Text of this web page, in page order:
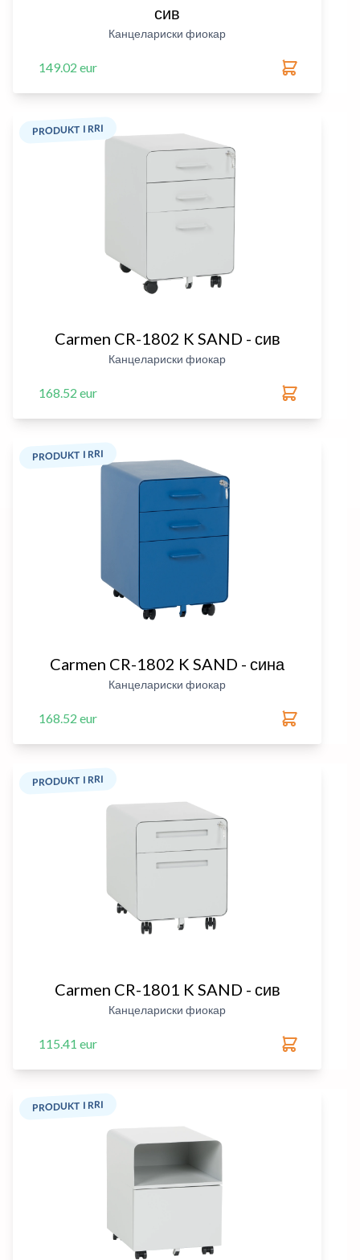
сив
Канцелариски фиокар
149.02 eur
PRODUKT I RRI
Carmen CR-1802 K SAND - сив
Канцелариски фиокар
168.52 eur
PRODUKT I RRI
Carmen CR-1802 K SAND - сина
Канцелариски фиокар
168.52 eur
PRODUKT I RRI
Carmen CR-1801 K SAND - сив
Канцелариски фиокар
115.41 eur
PRODUKT I RRI